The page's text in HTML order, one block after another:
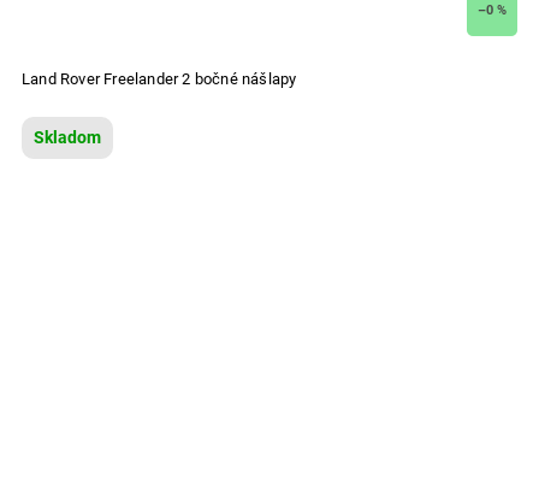
–0 %
Land Rover Freelander 2 bočné nášlapy
Skladom